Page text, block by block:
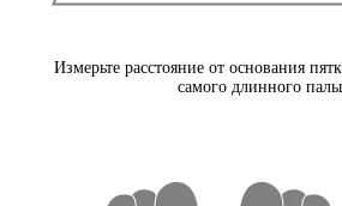
Измерьте расстояние от основания
самого длинного